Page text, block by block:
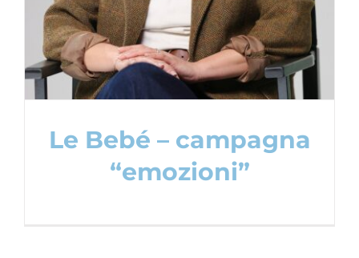
Le Bebé – campagna
“emozioni”